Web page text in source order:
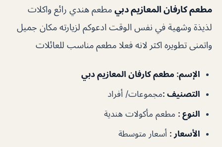
مطعم كارفان المعازيم دبي مطعم هندي رائع واكلات
لذيذة وشهية في نفس الوقت ادعوكم لزيارته مكان جميل
واتمنى تطويره اكثر لانه فعلا مطعم مناسب للعائلات
الإسم: مطعم كارفان المعازيم دبي
التصنيف :مجموعات/ أفراد
النوع : مطعم مأكولات هندية
الأسعار : أسعار متوسطة